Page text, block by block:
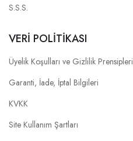
S.S.S.
VERİ POLİTİKASI
Üyelik Koşulları ve Gizlilik Prensipleri
Garanti, İade, İptal Bilgileri
KVKK
Site Kullanım Şartları